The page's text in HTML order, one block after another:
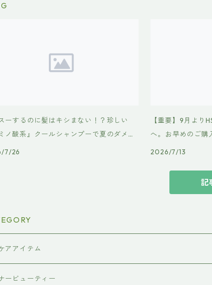
ーするのに髪はキシまない！？珍しい
ノ酸系』クールシャンプーで夏のダメー
を優しくケア
7/26
【重要】9月より
へ。お早めのご購
2026/7/13
記
アアイテム
プー
ービューティー